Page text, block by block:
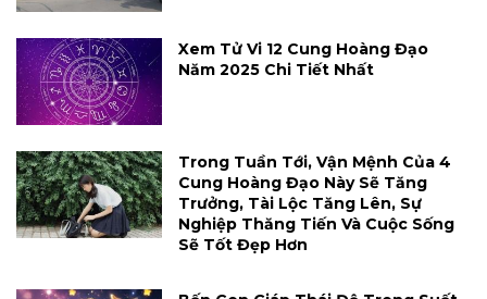
Xem Tử Vi 12 Cung Hoàng Đạo
Năm 2025 Chi Tiết Nhất
Trong Tuần Tới, Vận Mệnh Của 4
Cung Hoàng Đạo Này Sẽ Tăng
Trưởng, Tài Lộc Tăng Lên, Sự
Nghiệp Thăng Tiến Và Cuộc Sống
Sẽ Tốt Đẹp Hơn